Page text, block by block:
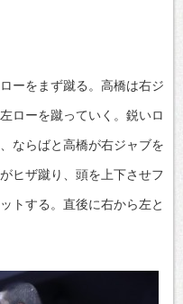
ーをまず蹴る。高橋は右ジ
ローを蹴っていく。鋭いロ
ならばと高橋が右ジャブを
ヒザ蹴り、頭を上下させフ
トする。直後に右から左と